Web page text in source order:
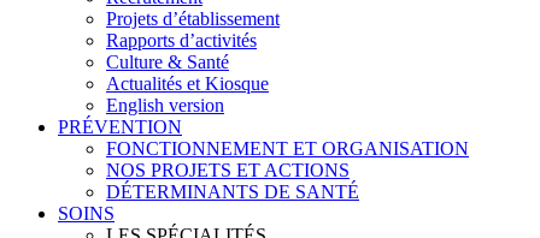
Projets d’établissement
Rapports d’activités
Culture & Santé
Actualités et Kiosque
English version
PRÉVENTION
FONCTIONNEMENT ET ORGANISATION
NOS PROJETS ET ACTIONS
DÉTERMINANTS DE SANTÉ
SOINS